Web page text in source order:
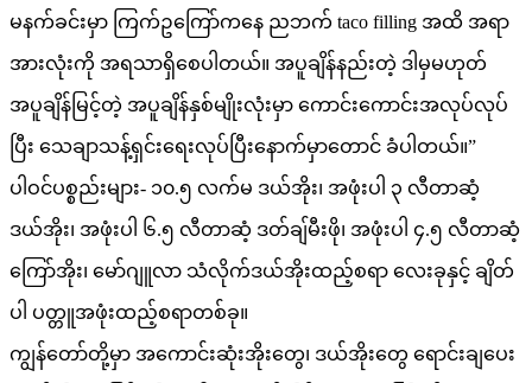
မနက်ခင်းမှာ ကြက်ဥကြော်ကနေ ညဘက် taco filling အထိ အရာ
အားလုံးကို အရသာရှိစေပါတယ်။ အပူချိန်နည်းတဲ့ ဒါမှမဟုတ်
အပူချိန်မြင့်တဲ့ အပူချိန်နှစ်မျိုးလုံးမှာ ကောင်းကောင်းအလုပ်လုပ်
ပြီး သေချာသန့်ရှင်းရေးလုပ်ပြီးနောက်မှာတောင် ခံပါတယ်။”
ပါဝင်ပစ္စည်းများ- ၁၀.၅ လက်မ ဒယ်အိုး၊ အဖုံးပါ ၃ လီတာဆံ့
ဒယ်အိုး၊ အဖုံးပါ ၆.၅ လီတာဆံ့ ဒတ်ချ်မီးဖို၊ အဖုံးပါ ၄.၅ လီတာဆံ့
ကြော်အိုး၊ မော်ဂျူလာ သံလိုက်ဒယ်အိုးထည့်စရာ လေးခုနှင့် ချိတ်
ပါ ပတ္တူအဖုံးထည့်စရာတစ်ခု။
ကျွန်တော်တို့မှာ အကောင်းဆုံးအိုးတွေ၊ ဒယ်အိုးတွေ ရောင်းချပေး